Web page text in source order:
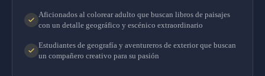
Aficionados al colorear adulto que buscan libros de paisajes
con un detalle geográfico y escénico extraordinario
Estudiantes de geografía y aventureros de exterior que buscan
un compañero creativo para su pasión